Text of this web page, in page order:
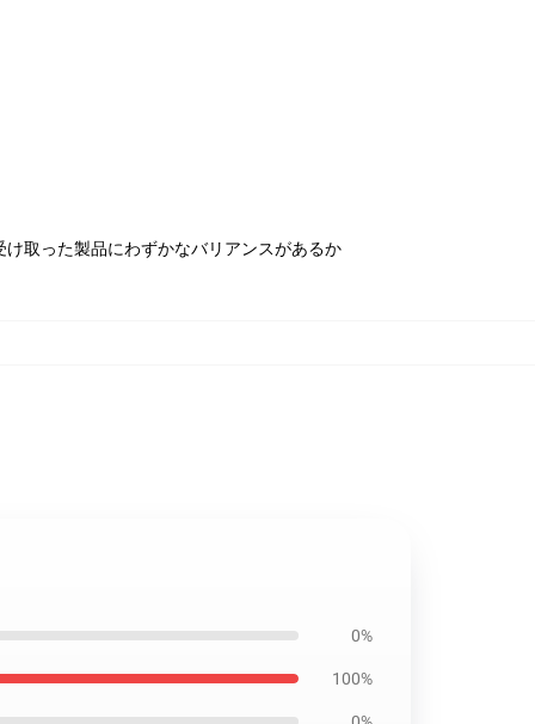
取った製品にわずかなバリアンスがあるか
0%
100%